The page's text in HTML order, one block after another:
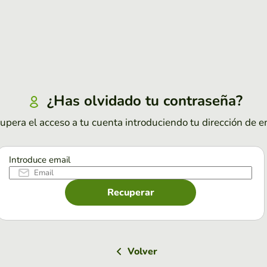
¿Has olvidado tu contraseña?
el acceso a tu cuenta introduciendo tu dirección de
Introduce email
Recuperar
Volver